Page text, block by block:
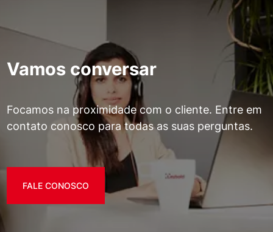
Vamos conversar
Focamos na proximidade com o cliente. Entre em
contato conosco para todas as suas perguntas.
FALE CONOSCO